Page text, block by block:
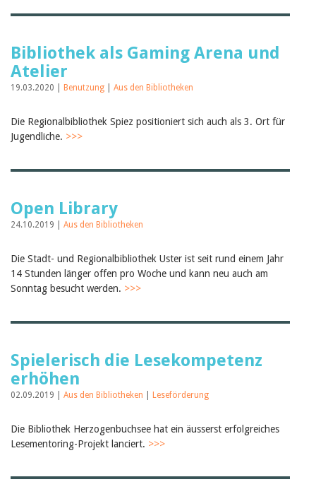
Bibliothek als Gaming Arena und
Atelier
19.03.2020 | Benutzung Aus den Bibliotheken
Die Regionalbibliothek Spiez positioniert sich auch als 3. Ort für
Jugendliche. >>>
Open Library
24.10.2019 | Aus den Bibliotheken
Die Stadt- und Regionalbibliothek Uster ist seit rund einem Jahr
14 Stunden länger offen pro Woche und kann neu auch am
Sonntag besucht werden. >>>
Spielerisch die Lesekompetenz
erhöhen
02.09.2019 | Aus den Bibliotheken Leseförderung
Die Bibliothek Herzogenbuchsee hat ein äusserst erfolgreiches
Lesementoring-Projekt lanciert. >>>